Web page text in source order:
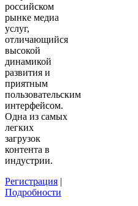
российском
рынке медиа
услуг,
отличающийся
высокой
динамикой
развития и
приятным
пользовательским
интерфейсом.
Одна из самых
легких
загрузок
контента в
индустрии.
Регистрация |
Подробности